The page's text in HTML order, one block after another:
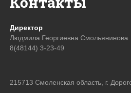
Директор
Людмила Георгиевна Смольянинова
8(48144) 3-23-49
215713 Смоленская область, г.